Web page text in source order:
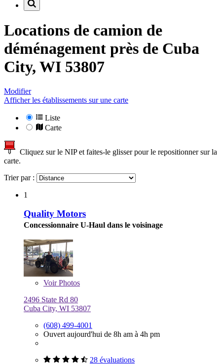
Locations de camion de
déménagement près de Cuba
City, WI 53807
Modifier
Afficher les établissements sur une carte
Liste
Carte
Cliquez sur le NIP et faites-le glisser pour le repositionner sur la
carte.
Trier par :
1
Quality Motors
Concessionnaire U-Haul dans le voisinage
VoirPhotos
2496 State Rd 80
Cuba City, WI 53807
(608) 499-4001
Ouvert aujourd'hui de 8h am à 4h pm
28 évaluations